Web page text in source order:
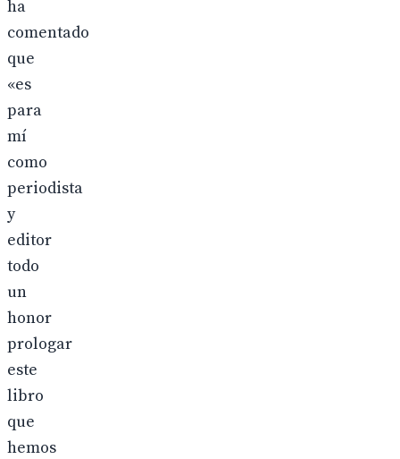
ha
comentado
que
«es
para
mí
como
periodista
y
editor
todo
un
honor
prologar
este
libro
que
hemos